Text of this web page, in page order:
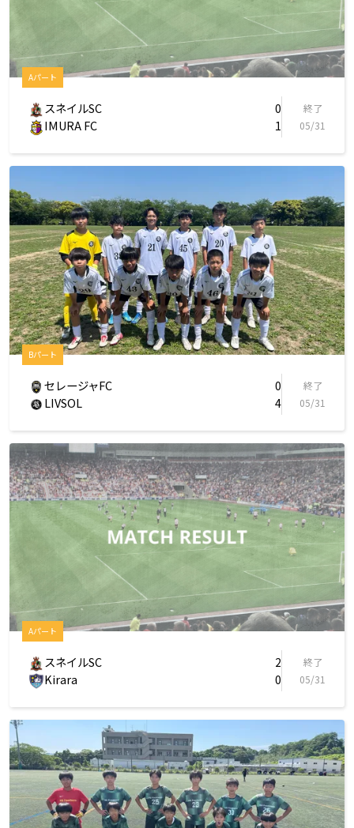
Aパート
スネイルSC 0
IMURA FC 1
終了
05/31
Bパート
セレージャFC 0
LIVSOL 4
終了
05/31
Aパート
スネイルSC 2
Kirara 0
終了
05/31